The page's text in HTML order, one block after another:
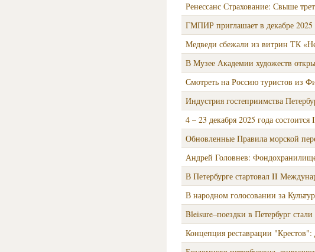
Ренессанс Страхование: Свыше
ГМПИР приглашает в декабре 2025
Медведи сбежали из витрин ТК
В Музее Академии художеств
Смотреть на Россию туристов из
Индустрия гостеприимства
4 – 23 декабря 2025 года
Обновленные Правила морской
Андрей Головнев:
В Петербурге стартовал II
В народном голосовании за
Bleisure–поездки в Петербург
Концепция реставрации